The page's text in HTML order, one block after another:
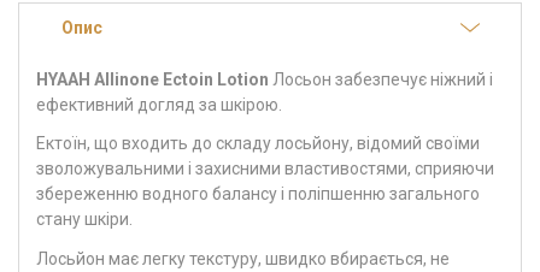
Опис
HYAAH Allinone Ectoin Lotion Лосьон забезпечує ніжний і
ефективний догляд за шкірою.
Ектоїн, що входить до складу лосьйону, відомий своїми
зволожувальними і захисними властивостями, сприяючи
збереженню водного балансу і поліпшенню загального
стану шкіри.
Лосьйон має легку текстуру, швидко вбирається, не